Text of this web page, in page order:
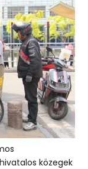
közegek